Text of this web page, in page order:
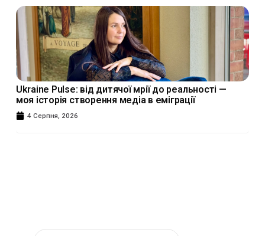
Ukraine Pulse: від дитячої мрії до реальності —
моя історія створення медіа в еміграції
4 Серпня, 2026